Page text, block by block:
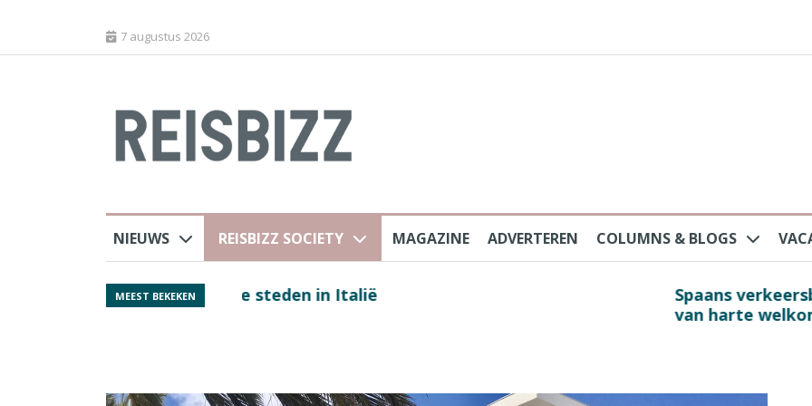
7 augustus 2026
NIEUWS REISBIZZ SOCIETY MAGAZINE ADVERTEREN COLUMNS & BLOGS
MEEST BEKEKEN
Spaans verkeersbureau na protesten massatoerisme: ‘Nederlandse